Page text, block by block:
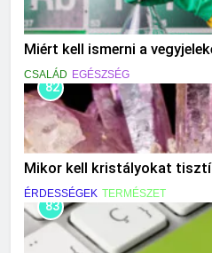
Miért kell ismerni a
CSALÁD EGÉSZSÉG
82
Mikor kell kristályokat
ÉRDESSÉGEK TERMÉSZET
83